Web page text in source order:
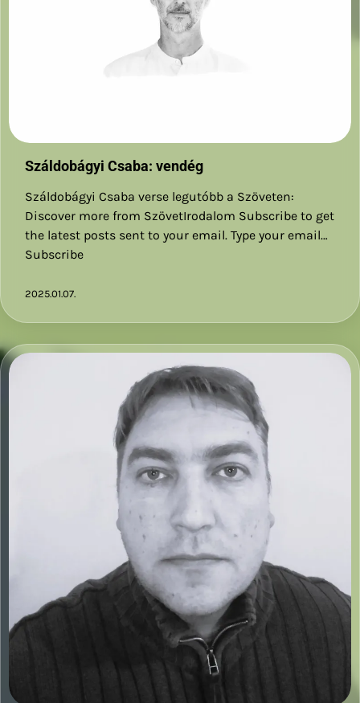
Száldobágyi Csaba: vendég
Száldobágyi Csaba verse legutóbb a Szöveten:
Discover more from SzövetIrodalom Subscribe to get
the latest posts sent to your email. Type your email…
Subscribe
2025.01.07.